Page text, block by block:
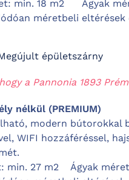
min. 18 m2 Ágyak
méretbeli
épületszárny
a Pannonia 1893
nélkül (PREMIUM)
modern bútorokkal
WIFI hozzáféréssel,
min. 27 m2 Ágyak